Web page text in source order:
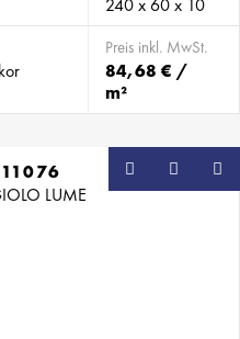
240 x 60 x 10
Preis inkl. MwSt.
84,68 € /
m²
LUME